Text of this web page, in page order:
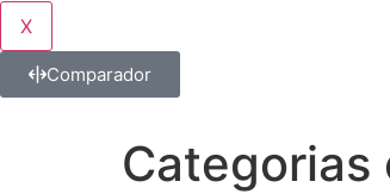
X
Comparador
Categorias